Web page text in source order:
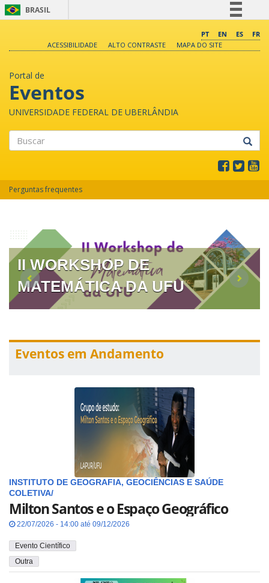
BRASIL
Comunica BR
PT EN ES
FR
ACESSIBILIDADE
ALTO CONTRASTE MAPA DO SITE
Portal de
Eventos
UNIVERSIDADE FEDERAL DE UBERLÂNDIA
Perguntas frequentes
II WORKSHOP DE
MATEMÁTICA DA UFU
Eventos em Andamento
INSTITUTO DE GEOGRAFIA, GEOCIÊNCIAS E SAÚDE
COLETIVA/
Milton Santos e o Espaço Geográfico
22/07/2026 - 14:00 até 09/12/2026
Evento Científico
Outra